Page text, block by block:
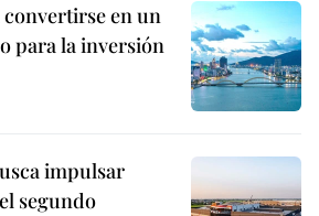
convertirse en un
para la inversión
impulsar
segundo